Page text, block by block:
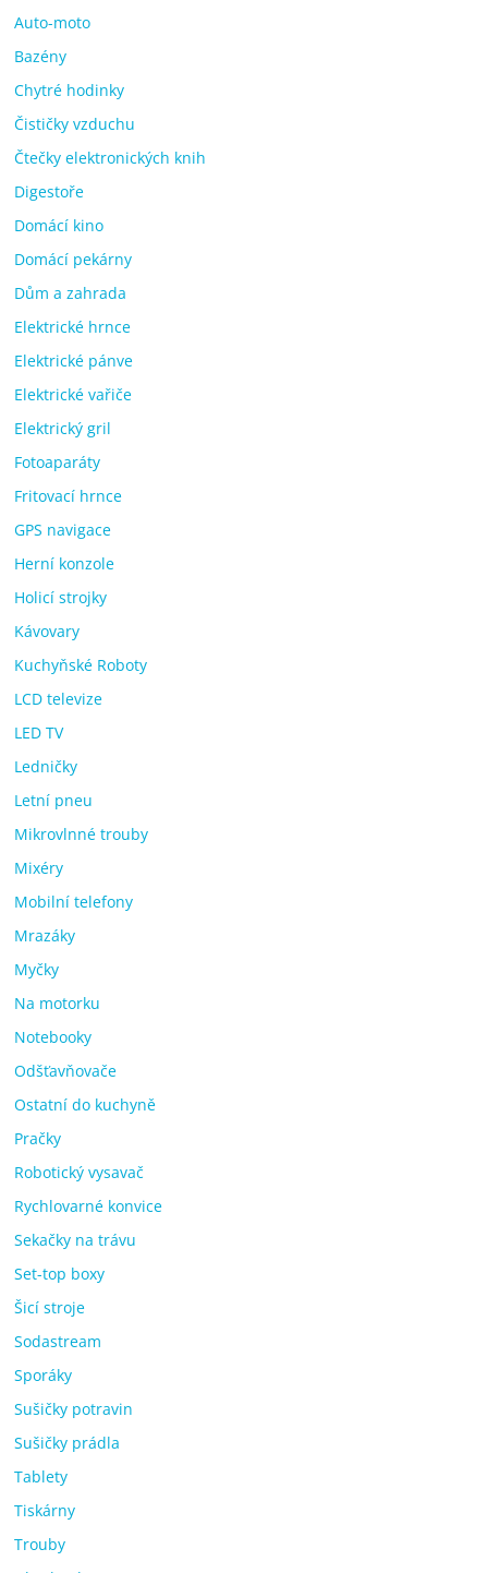
Auto-moto
Bazény
Chytré hodinky
Čističky vzduchu
Čtečky elektronických knih
Digestoře
Domácí kino
Domácí pekárny
Dům a zahrada
Elektrické hrnce
Elektrické pánve
Elektrické vařiče
Elektrický gril
Fotoaparáty
Fritovací hrnce
GPS navigace
Herní konzole
Holicí strojky
Kávovary
Kuchyňské Roboty
LCD televize
LED TV
Ledničky
Letní pneu
Mikrovlnné trouby
Mixéry
Mobilní telefony
Mrazáky
Myčky
Na motorku
Notebooky
Odšťavňovače
Ostatní do kuchyně
Pračky
Robotický vysavač
Rychlovarné konvice
Sekačky na trávu
Set-top boxy
Šicí stroje
Sodastream
Sporáky
Sušičky potravin
Sušičky prádla
Tablety
Tiskárny
Trouby